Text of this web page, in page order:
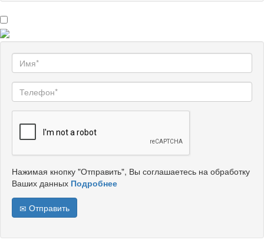
Нажимая кнопку "Отправить", Вы соглашаетесь на обработку
Ваших данных Подробнее
Отправить